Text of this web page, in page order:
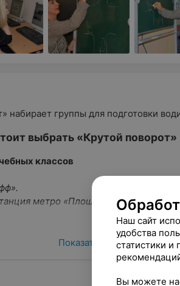
набирает группы для подготовки
выбрать «Крутой поворот»
классов
метро «Площадь Якуба Коласа»,
автодром, куда вас может
же в собственности автошколы
Показать ещё
Наш сайт
удобства
статистики и
Вы можете